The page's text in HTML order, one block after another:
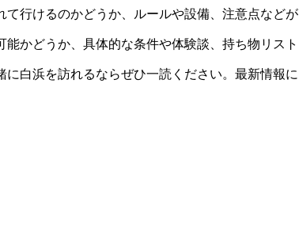
行けるのかどうか、ルールや設備、注意点などが
かどうか、具体的な条件や体験談、持ち物リスト
白浜を訪れるならぜひ一読ください。最新情報に